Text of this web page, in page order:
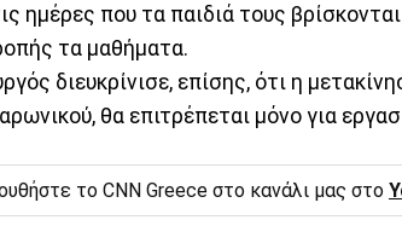
ημέρες που τα παιδιά τους
τα μαθήματα.
διευκρίνισε, επίσης, ότι η
θα επιτρέπεται μόνο για
το CNN Greece στο κανάλι μας στο